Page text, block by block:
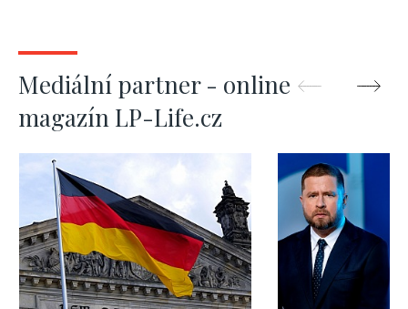
Mediální partner - online
magazín LP-Life.cz